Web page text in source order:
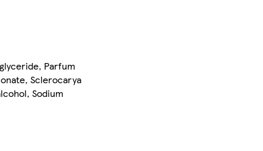
Parfum
Sclerocarya
Sodium